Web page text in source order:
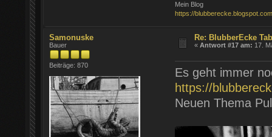
Mein Blog
https://
Samonuske
Bauer
Beiträge: 870
Re: BlubberEcke
«Antwort #17 am: 17.
Es geht immer
https://
Neuen Thema